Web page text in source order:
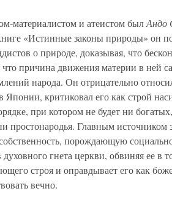
материалистом и атеистом былАндо
«Истинные законы природы» он
о природе, доказывая, что
что причина движения материи в ней
народа. Он отрицательно
критиковал его как строй
при котором не будет ни
простонародья. Главным источником
порождающую
гнета церкви, обвиняя ее в
строя и оправдывает его как
вечно.